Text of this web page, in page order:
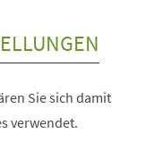
Sie sich damit
verwendet.